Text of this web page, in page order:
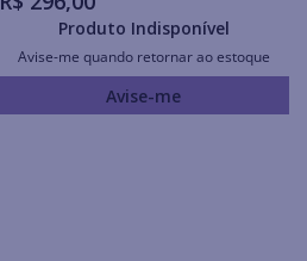
Produto Indisponível
Avise-me quando retornar ao estoque
Avise-me